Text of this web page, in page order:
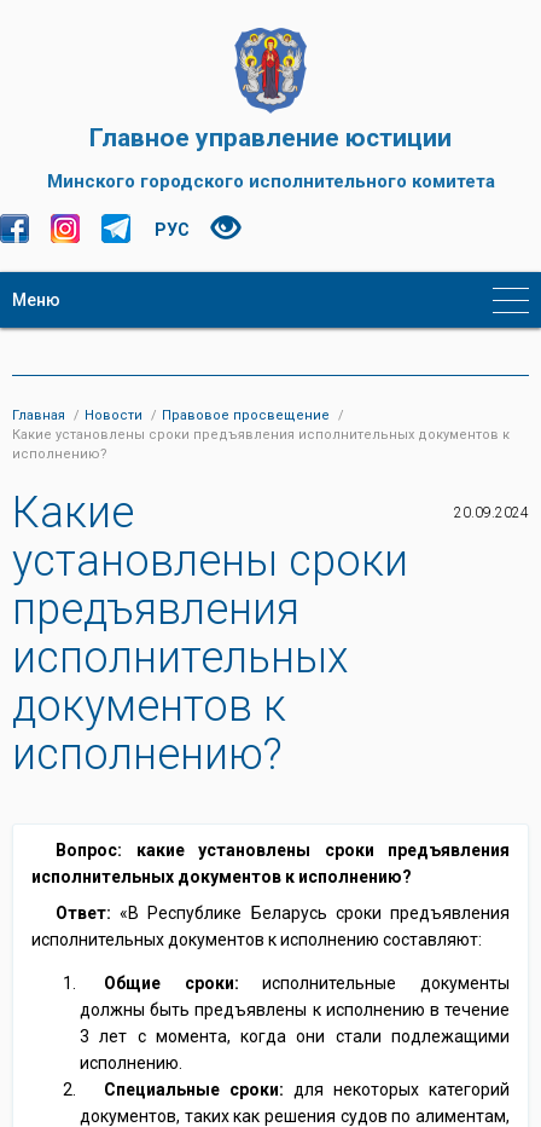
Главное управление юстиции
Минского городского исполнительного комитета
РУС
Меню
Главная Новости
Правовое просвещение
Какие установлены сроки предъявления исполнительных документов к
исполнению?
Какие
установлены сроки
предъявления
исполнительных
документов к
исполнению?
20.09.2024
Вопрос: какие установлены сроки предъявления
исполнительных документов к исполнению?
Ответ: «В Республике Беларусь сроки предъявления
исполнительных документов к исполнению составляют:
Общие сроки: исполнительные документы
должны быть предъявлены к исполнению в течение
3 лет с момента, когда они стали подлежащими
исполнению.
Специальные сроки: для некоторых категорий
документов, таких как решения судов по алиментам,